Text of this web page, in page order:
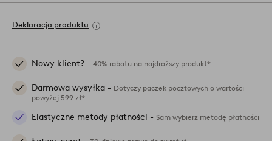
Deklaracja produktu
Nowy klient? - 40% rabatu na najdroższy produkt*
Darmowa wysyłka - Dotyczy paczek pocztowych o wartości
powyżej 599 zł*
Elastyczne metody płatności - Sam wybierz metodę płatności